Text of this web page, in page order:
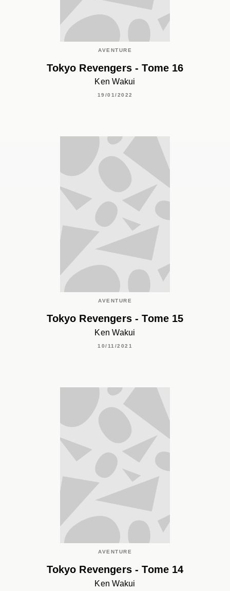
AVENTURE
Tokyo Revengers - Tome 16
Ken Wakui
19/01/2022
AVENTURE
Tokyo Revengers - Tome 15
Ken Wakui
10/11/2021
AVENTURE
Tokyo Revengers - Tome 14
Ken Wakui